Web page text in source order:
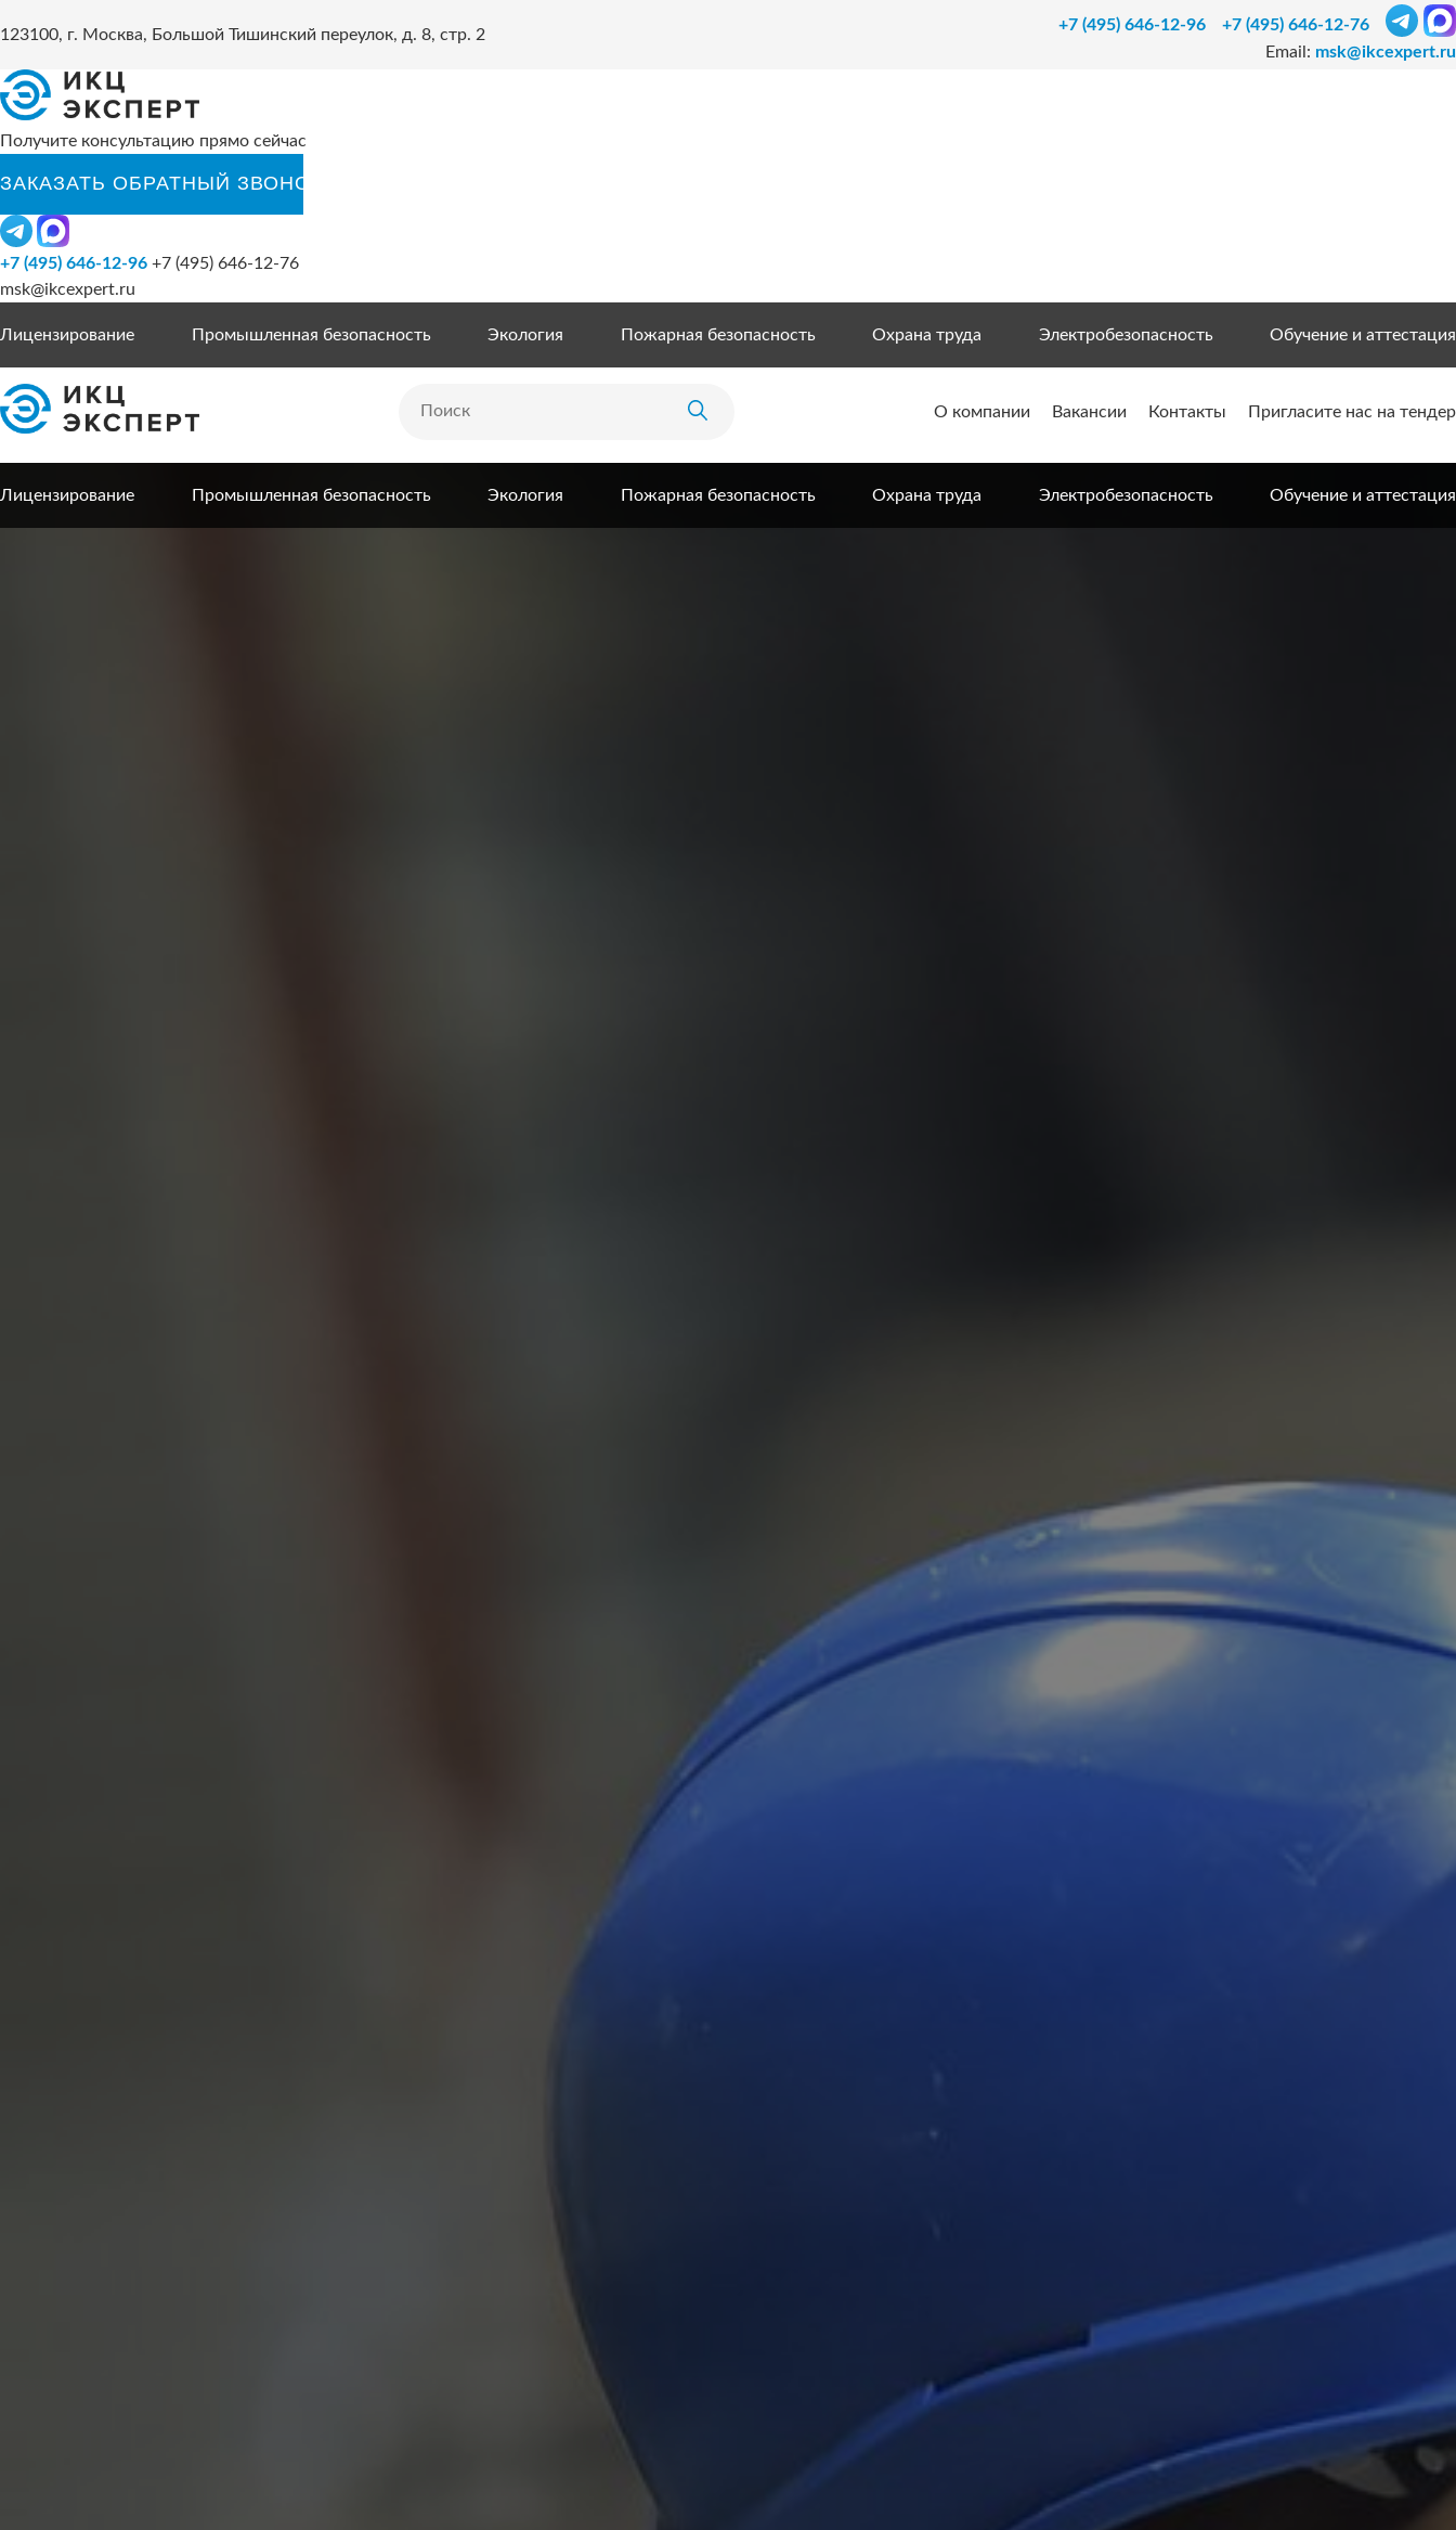
123100, г. Москва, Большой Тишинский переулок, д. 8, стр. 2
+7 (495) 646-12-96
+7 (495) 646-12-76
Email: msk@ikcexpert.ru
Получите консультацию прямо сейчас
+7 (495) 646-12-96 +7 (495) 646-12-76
msk@ikcexpert.ru
Лицензирование Промышленная безопасность Экология Пожарная безопасность Охрана труда Электробезопасность Обучение и аттестация
О компании Вакансии Контакты Пригласите нас на тендер
Лицензирование Промышленная безопасность Экология Пожарная безопасность Охрана труда Электробезопасность Обучение и аттестация